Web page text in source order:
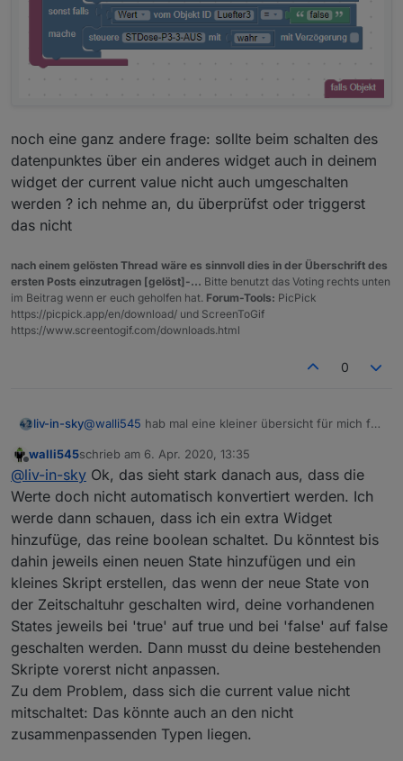
noch eine ganz andere frage: sollte beim schalten des
datenpunktes über ein anderes widget auch in deinem
widget der current value nicht auch umgeschalten
werden ? ich nehme an, du überprüfst oder triggerst
das nicht
nach einem gelösten Thread wäre es sinnvoll dies in der Überschrift des
ersten Posts einzutragen [gelöst]-... Bitte benutzt das Voting rechts unten
im Beitrag wenn er euch geholfen hat. Forum-Tools: PicPick
https://picpick.app/en/download/ und ScreenToGif
https://www.screentogif.com/downloads.html
0
liv-in-sky@walli545 hab mal eine kleiner übersicht für mich für
änderungen werde ich dann über ein popup
realisieren
soweit beim testen festgestellt: wenn ich das
json von dir auslese und das "enabled"
verändere von true auf false, kann ich über das
json die schaltung an- und/oder ausschalten
wie reagiere ich auf die änderung ?- ist ein blockly -
oder was meinst du genau
damit geht es: (aber meine anderen scripte nicht
mehr - gerade nochmal getestet)
Offline
walli545schrieb am 6. Apr. 2020, 13:35
zuletzt editiert von
@liv-in-sky Ok, das sieht stark danach aus, dass die
Werte doch nicht automatisch konvertiert werden. Ich
werde dann schauen, dass ich ein extra Widget
hinzufüge, das reine boolean schaltet. Du könntest bis
dahin jeweils einen neuen State hinzufügen und ein
kleines Skript erstellen, das wenn der neue State von
der Zeitschaltuhr geschalten wird, deine vorhandenen
States jeweils bei 'true' auf true und bei 'false' auf false
geschalten werden. Dann musst du deine bestehenden
Skripte vorerst nicht anpassen.
Zu dem Problem, dass sich die current value nicht
mitschaltet: Das könnte auch an den nicht
zusammenpassenden Typen liegen.